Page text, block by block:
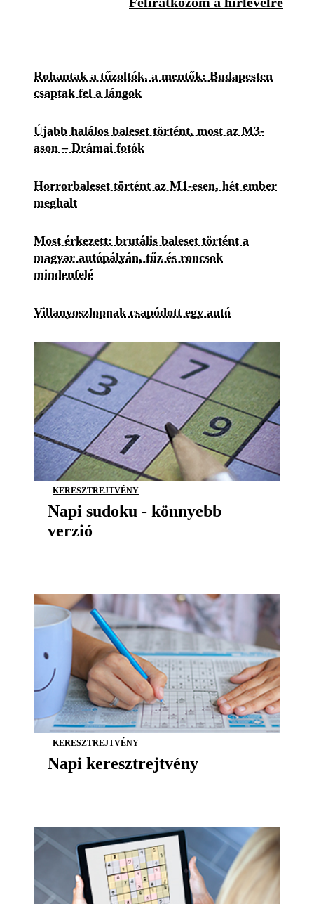
Rohantak a tűzoltók, a mentők: Budapesten
csaptak fel a lángok
Újabb halálos baleset történt, most az M3-
ason – Drámai fotók
Horrorbaleset történt az M1-esen, hét ember
meghalt
Most érkezett: brutális baleset történt a
magyar autópályán, tűz és roncsok
mindenfelé
Villanyoszlopnak csapódott egy autó
KERESZTREJTVÉNY
Napi sudoku - könnyebb
verzió
KERESZTREJTVÉNY
Napi keresztrejtvény